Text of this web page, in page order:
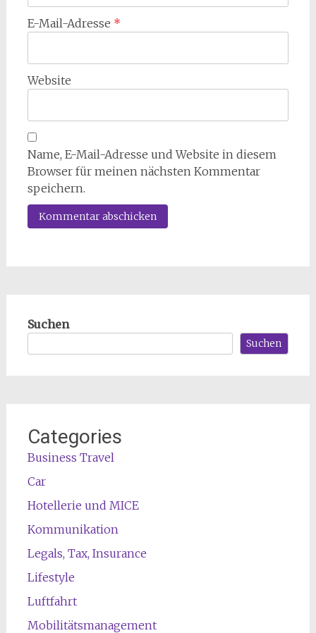
E-Mail-Adresse *
Website
Name, E-Mail-Adresse und Website in diesem
Browser für meinen nächsten Kommentar
speichern.
Suchen
Suchen
Categories
Business Travel
Car
Hotellerie und MICE
Kommunikation
Legals, Tax, Insurance
Lifestyle
Luftfahrt
Mobilitätsmanagement